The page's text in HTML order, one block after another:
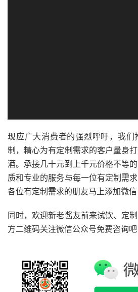
现应广大消费者的强烈呼吁，我们
制，精心为有定制需求的客户量身
酒。承接几十元到上千元价格不等
质和专业的服务与每一位有定制需
各位有定制需求的朋友马上添加微信
同时，欢迎新老酱友前来试饮、定
方二维码关注微信公众号免费咨询吧